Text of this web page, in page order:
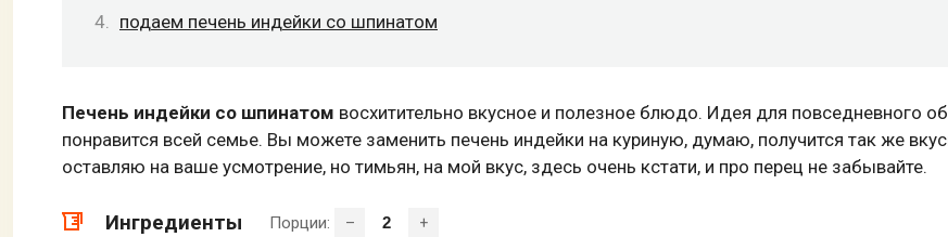
подаем печень индейки со шпинатом
Печень индейки со шпинатом восхитительно вкусное и полезное блюдо. Идея для повседневного
понравится всей семье. Вы можете заменить печень индейки на куриную, думаю, получится так же
оставляю на ваше усмотрение, но тимьян, на мой вкус, здесь очень кстати, и про перец не забывайте.
Ингредиенты Порции: – +